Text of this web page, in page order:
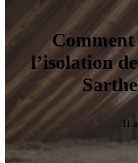
l’isolation
11